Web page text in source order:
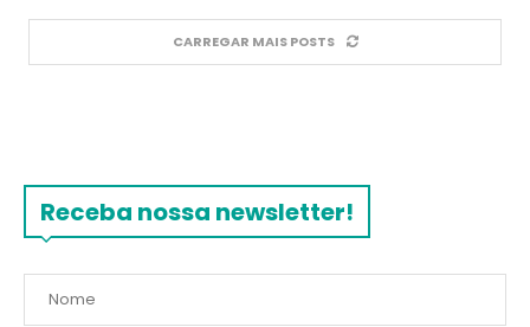
CARREGAR MAIS POSTS
Receba nossa newsletter!